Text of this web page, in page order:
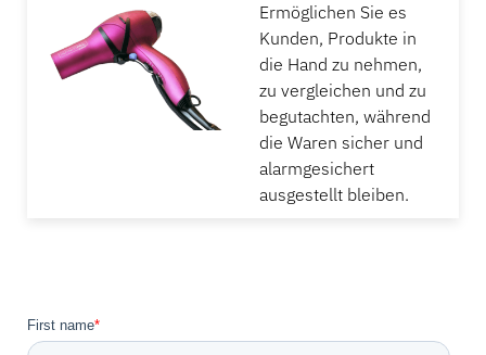
Ermöglichen Sie es
Kunden, Produkte in
die Hand zu nehmen,
zu vergleichen und zu
begutachten, während
die Waren sicher und
alarmgesichert
ausgestellt bleiben.